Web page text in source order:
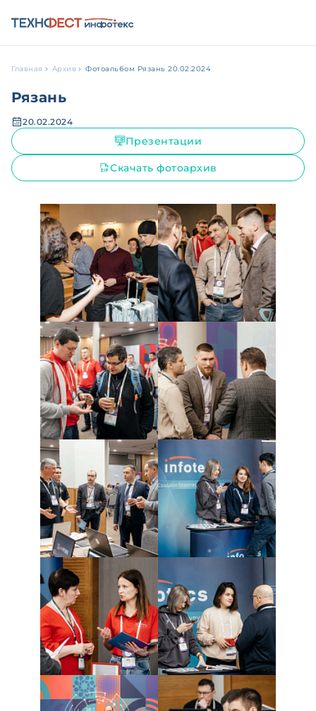
Главная Архив Фотоальбом Рязань 20.02.2024
Рязань
20.02.2024
Презентации
Скачать фотоархив